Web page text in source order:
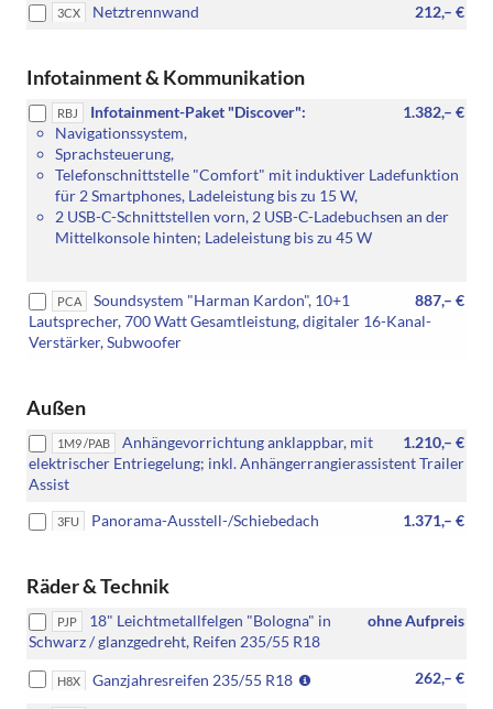
3CX 212,– €
Netztrennwand
Infotainment & Kommunikation
RBJ 1.382,– €
Infotainment-Paket "Discover":
Navigationssystem,
Sprachsteuerung,
Telefonschnittstelle "Comfort" mit induktiver Ladefunktion
für 2 Smartphones, Ladeleistung bis zu 15 W,
2 USB-C-Schnittstellen vorn, 2 USB-C-Ladebuchsen an der
Mittelkonsole hinten; Ladeleistung bis zu 45 W
PCA 887,– €
Soundsystem "Harman Kardon", 10+1
Lautsprecher, 700 Watt Gesamtleistung, digitaler 16-Kanal-
Verstärker, Subwoofer
Außen
1M9 /PAB 1.210,– €
Anhängevorrichtung anklappbar, mit
elektrischer Entriegelung; inkl. Anhängerrangierassistent Trailer
Assist
3FU 1.371,– €
Panorama-Ausstell-/Schiebedach
Räder & Technik
PJP ohne Aufpreis
18" Leichtmetallfelgen "Bologna" in
Schwarz / glanzgedreht, Reifen 235/55 R18
H8X 262,– €
Ganzjahresreifen 235/55 R18